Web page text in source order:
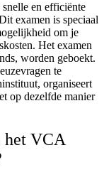
en efficiënte
examen is speciaal
om je
Het examen
worden geboekt.
te
organiseert
op dezelfde manier
het VCA